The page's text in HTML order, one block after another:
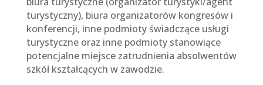
turystyczny), biura organizatorów kongresów i
konferencji, inne podmioty świadczące usługi
turystyczne oraz inne podmioty stanowiące
potencjalne miejsce zatrudnienia absolwentów
szkół kształcących w zawodzie.